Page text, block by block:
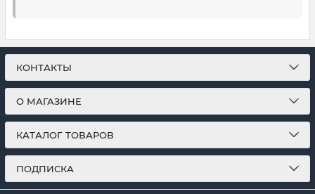
КОНТАКТЫ
О МАГАЗИНЕ
КАТАЛОГ ТОВАРОВ
ПОДПИСКА